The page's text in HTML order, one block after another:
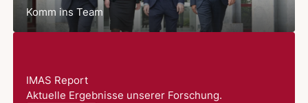
Komm ins Team
IMAS Report
Aktuelle Ergebnisse unserer Forschung.